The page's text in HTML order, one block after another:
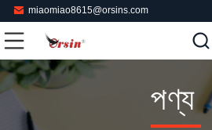
miaomiao8615@orsins.com
পণ্য